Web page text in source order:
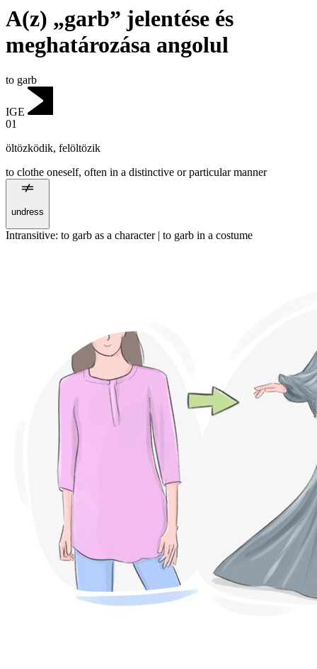
A(z) „garb” jelentése és
meghatározása angolul
to garb
IGE
01
öltözködik, felöltözik
to clothe oneself, often in a distinctive or particular manner
undress
Intransitive: to garb as a character | to garb in a costume